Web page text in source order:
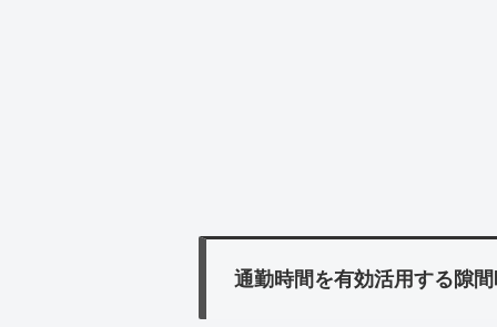
通勤時間を有効活用する隙